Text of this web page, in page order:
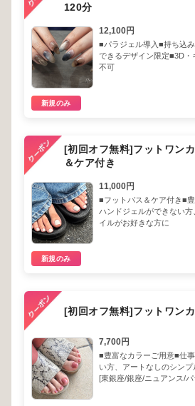
120分
12,100円
■パラジェル導入■持ち込
できるデザイン限定■3D
不可
新規のみ
[初回オフ無料]フットワン
＆ケア付き
11,000円
■フットバス＆ケア付き■
ハンドジェルができない
イルがお好きな方に
新規のみ
[初回オフ無料]フットワン
7,700円
■豊富なカラーご用意■仕
い方、アートなしのシン
[東銀座/銀座/ニュアンス/